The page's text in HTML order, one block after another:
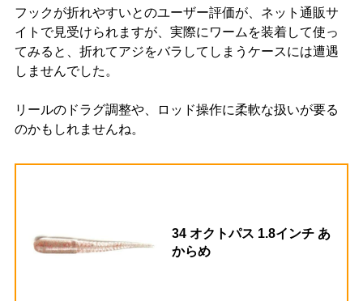
フックが折れやすいとのユーザー評価が、ネット通販サ
イトで見受けられますが、実際にワームを装着して使っ
てみると、折れてアジをバラしてしまうケースには遭遇
しませんでした。
リールのドラグ調整や、ロッド操作に柔軟な扱いが要る
のかもしれませんね。
34 オクトパス 1.8インチ あ
からめ